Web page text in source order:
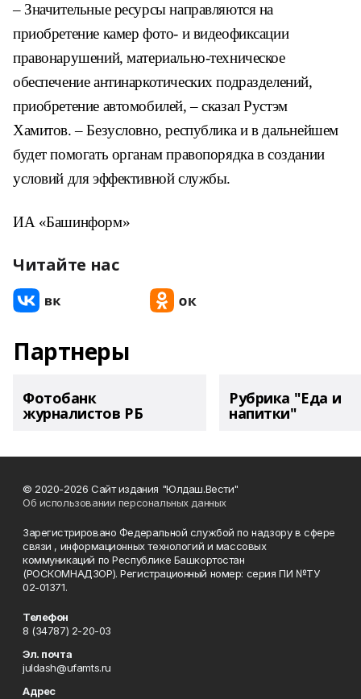
– Значительные ресурсы направляются на
приобретение камер фото- и видеофиксации
правонарушений, материально-техническое
обеспечение антинаркотических подразделений,
приобретение автомобилей, – сказал Рустэм
Хамитов. – Безусловно, республика и в дальнейшем
будет помогать органам правопорядка в создании
условий для эффективной службы.
ИА «Башинформ»
Читайте нас
Партнеры
Фотобанк
журналистов РБ
Рубрика "Еда и
напитки"
© 2020-2026 Сайт издания "Юлдаш.Вести"
Об использовании персональных данных
Зарегистрировано Федеральной службой по надзору в сфере
связи , информационных технологий и массовых
коммуникаций по Республике Башкортостан
(РОСКОМНАДЗОР). Регистрационный номер: серия ПИ №ТУ
02-01371.
Телефон
8 (34787) 2-20-03
Эл. почта
juldash@ufamts.ru
Адрес